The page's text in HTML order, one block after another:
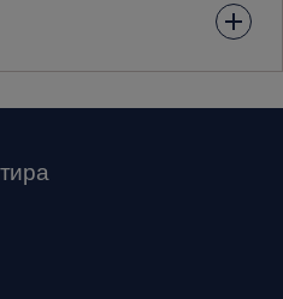
et al. Disruption of graft
Ann Thorac Surg.
artery bypass conduit: